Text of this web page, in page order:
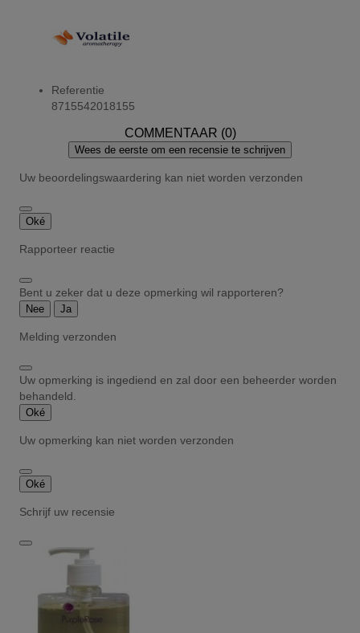
Referentie
8715542018155
COMMENTAAR (0)
Wees de eerste om een recensie te schrijven
Uw beoordelingswaardering kan niet worden verzonden
Oké
Rapporteer reactie
Bent u zeker dat u deze opmerking wil rapporteren?
Nee Ja
Melding verzonden
Uw opmerking is ingediend en zal door een beheerder worden
behandeld.
Oké
Uw opmerking kan niet worden verzonden
Oké
Schrijf uw recensie